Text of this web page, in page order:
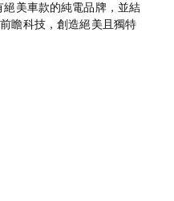
美車款的純電品牌，並結
瞻科技，創造絕美且獨特